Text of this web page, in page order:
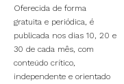
Oferecida de forma
gratuita e periódica, é
publicada nos dias 10, 20 e
30 de cada mês, com
conteúdo crítico,
independente e orientado